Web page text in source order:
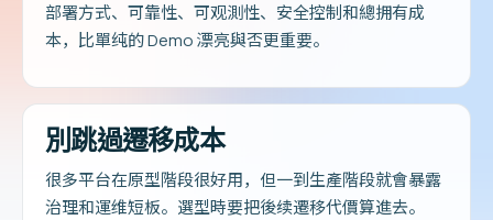
部署方式、可靠性、可观測性、安全控制和總拥有成
本，比單纯的 Demo 漂亮與否更重要。
別跳過遷移成本
很多平台在原型階段很好用，但一到生產階段就會暴露
治理和運维短板。選型時要把後续遷移代價算進去。